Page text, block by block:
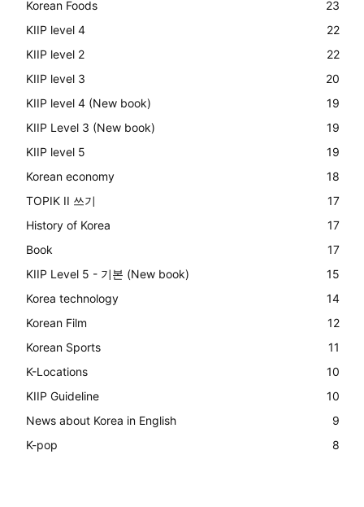
Korean Foods
23
KIIP level 4
22
KIIP level 2
22
KIIP level 3
20
KIIP level 4 (New book)
19
KIIP Level 3 (New book)
19
KIIP level 5
19
Korean economy
18
TOPIK II 쓰기
17
History of Korea
17
Book
17
KIIP Level 5 - 기본 (New book)
15
Korea technology
14
Korean Film
12
Korean Sports
11
K-Locations
10
KIIP Guideline
10
News about Korea in English
9
K-pop
8